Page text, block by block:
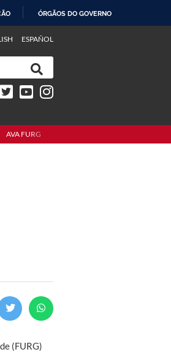
ÓRGÃOS DO GOVERNO
ESPAÑOL
AVA FURG
(FURG)